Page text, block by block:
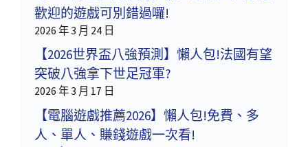
歡迎的遊戲可別錯過囉!
2026 年 3 月 24 日
【2026世界盃八強預測】懶人包!法國有望
突破八強拿下世足冠軍?
2026 年 3 月 17 日
【電腦遊戲推薦2026】懶人包!免費、多
人、單人、賺錢遊戲一次看!